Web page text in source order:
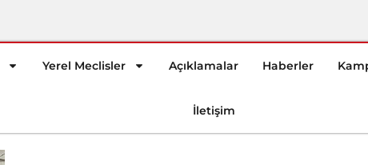
Yerel Meclisler Açıklamalar Haberler
İletişim